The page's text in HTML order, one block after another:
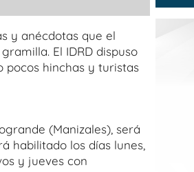
y anécdotas que el
El IDRD dispuso
pocos hinchas y turistas
(Manizales), será
habilitado los días lunes,
y jueves con